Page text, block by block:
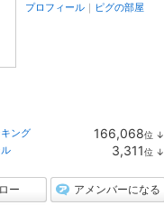
プロフィール ｜ ピグの部屋
ング 166,068位 ↓
3,311位 ↓
ー アメンバーになる